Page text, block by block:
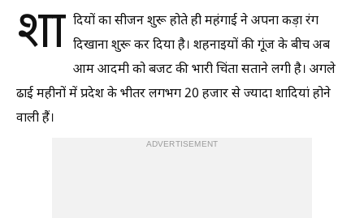
शा दियों का सीजन शुरू होते ही महंगाई ने अपना कड़ा रंग
दिखाना शुरू कर दिया है। शहनाइयों की गूंज के बीच अब
आम आदमी को बजट की भारी चिंता सताने लगी है। अगले
ढाई महीनों में प्रदेश के भीतर लगभग 20 हजार से ज्यादा शादियां होने
वाली हैं।
ADVERTISEMENT